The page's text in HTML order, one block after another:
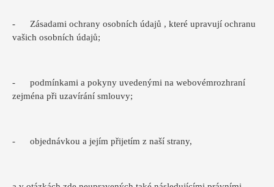
- Zásadami ochrany osobních údajů , které upravují ochranu
vašich osobních údajů;
- podmínkami a pokyny uvedenými na webovémrozhraní
zejména při uzavírání smlouvy;
- objednávkou a jejím přijetím z naší strany,